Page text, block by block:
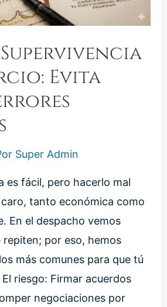
Evita
Super Admin
es fácil, pero hacerlo mal
tanto económica como
En el despacho vemos
repiten; por eso, hemos
más comunes para que tú
riesgo: Firmar acuerdos
negociaciones por